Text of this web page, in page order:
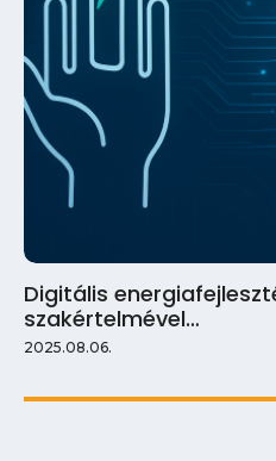
Digitális
szakértelmével…
2025.08.06.